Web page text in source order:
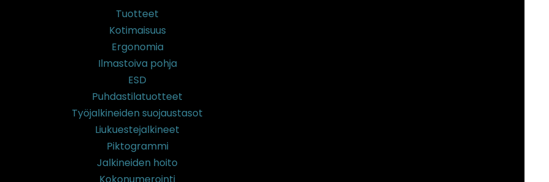
Tuotteet
Kotimaisuus
Ergonomia
Ilmastoiva pohja
ESD
Puhdastilatuotteet
Työjalkineiden suojaustasot
Liukuestejalkineet
Piktogrammi
Jalkineiden hoito